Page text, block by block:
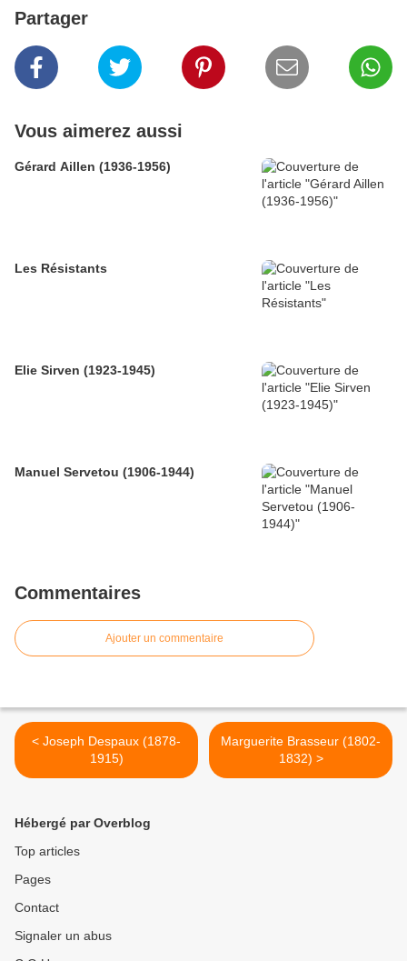
Partager
Vous aimerez aussi
Gérard Aillen (1936-1956)
Les Résistants
Elie Sirven (1923-1945)
Manuel Servetou (1906-1944)
Commentaires
Ajouter un commentaire
< Joseph Despaux (1878-
1915)
Marguerite Brasseur (1802-
1832) >
Hébergé par Overblog
Top articles
Pages
Contact
Signaler un abus